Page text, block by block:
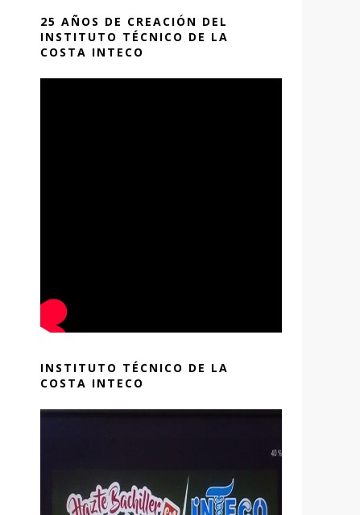
25 AÑOS DE CREACIÓN DEL
INSTITUTO TÉCNICO DE LA
COSTA INTECO
INSTITUTO TÉCNICO DE LA
COSTA INTECO